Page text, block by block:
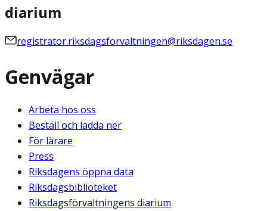
diarium
registrator.riksdagsforvaltningen@riksdagen.se
Genvägar
Arbeta hos oss
Beställ och ladda ner
För lärare
Press
Riksdagens öppna data
Riksdagsbiblioteket
Riksdagsförvaltningens diarium